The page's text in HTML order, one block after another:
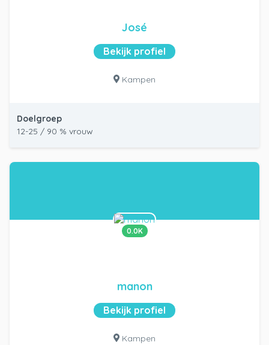
José
Bekijk profiel
Kampen
Doelgroep
12-25 / 90 % vrouw
0.0K
manon
Bekijk profiel
Kampen